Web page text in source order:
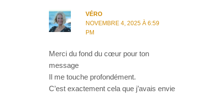
VÉRO
NOVEMBRE 4, 2025 À 6:59
PM
Merci du fond du cœur pour ton
message
Il me touche profondément.
C’est exactement cela que j’avais envie